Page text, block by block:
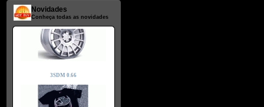
Novidades
Conheça todas as novidades